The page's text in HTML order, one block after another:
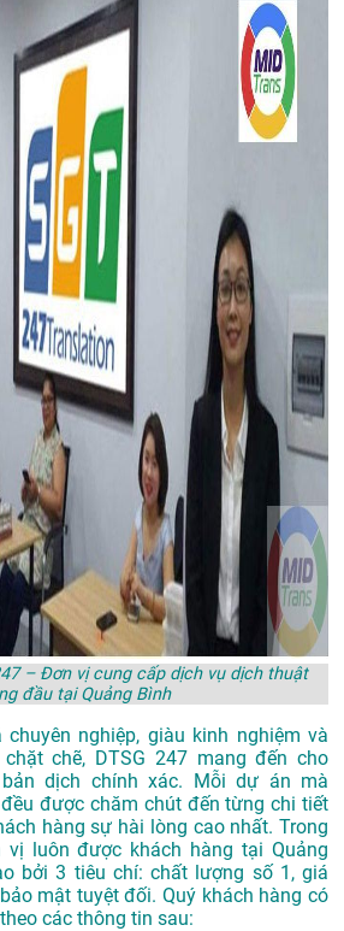
– Đơn vị cung cấp dịch vụ dịch thuật
đầu tại Quảng Bình
nghiệp, giàu kinh nghiệm và
chẽ, DTSG 247 mang đến cho
dịch chính xác. Mỗi dự án mà
được chăm chút đến từng chi tiết
hàng sự hài lòng cao nhất. Trong
vị luôn được khách hàng tại Quảng
bởi 3 tiêu chí: chất lượng số 1, giá
mật tuyệt đối. Quý khách hàng có
các thông tin sau: